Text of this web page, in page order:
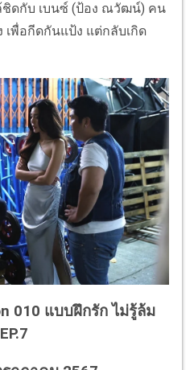
ชิดกับ เบนซ์ (ป้อง ณวัฒน์) คน
เพื่อกีดกันแป้ง แต่กลับเกิด
010 แบบฝึกรัก ไม่รู้ล้ม
EP.7